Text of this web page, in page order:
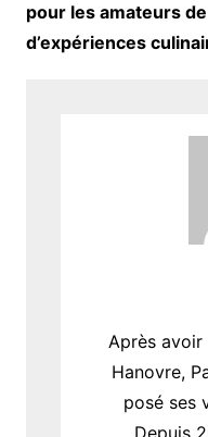
pour les amateurs
d’expériences
Après avoir
Hanovre,
posé ses